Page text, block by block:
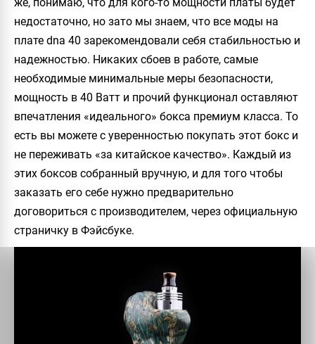
же, понимаю, что для кого-то мощности платы будет
недостаточно, но зато мы знаем, что все моды на
плате dna 40 зарекомендовали себя стабильностью и
надежностью. Никаких сбоев в работе, самые
необходимые минимальные меры безопасности,
мощность в 40 Ватт и прочий функционал оставляют
впечатления «идеального» бокса премиум класса. То
есть вы можете с уверенностью покупать этот бокс и
не переживать «за китайское качество». Каждый из
этих боксов собранный вручную, и для того чтобы
заказать его себе нужно предварительно
договориться с производителем, через официальную
страничку в Фэйсбуке.